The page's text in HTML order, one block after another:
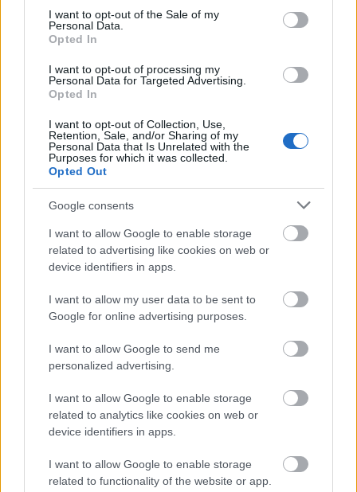
consent section.
I want to opt-out of the Sale of my
Personal Data.
Opted In
I want to opt-out of processing my
Personal Data for Targeted Advertising.
Opted In
I want to opt-out of Collection, Use,
Retention, Sale, and/or Sharing of my
Personal Data that Is Unrelated with the
Purposes for which it was collected.
Opted Out
Google consents
I want to allow Google to enable storage
related to advertising like cookies on web or
device identifiers in apps.
I want to allow my user data to be sent to
Google for online advertising purposes.
I want to allow Google to send me
personalized advertising.
I want to allow Google to enable storage
related to analytics like cookies on web or
device identifiers in apps.
I want to allow Google to enable storage
related to functionality of the website or app.
A bemutatott ruhadarabok között visszatérő
motívumom volt a 3 árnyalatú színcsík, amely
megtörte a márka mintázatát vagy az egyszínű
darabokat, friss, egyedi látványt nyújtva. Az
összehangolt mintaelemek, színek és anyagok
dinamikát, frissességet és elegáns megjelenést
kölcsönöztek. Semmi nem volt túlzó, de a
visszafogott sem az a szó, amit a márka legújabb
kollekciójára használnék, a lendületes az igazi, mert
megtalálható a Katti Zoób DNS, de mégis új, friss és
fantáziadús.